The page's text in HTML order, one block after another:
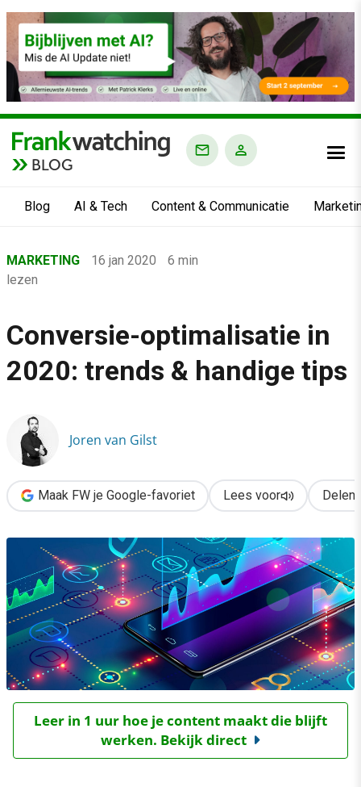
BLOG
Blog AI & Tech Content & Communicatie
›
Marketing
›
MARKETING 16 jan 2020
6 min
lezen
Conversie-optimalisatie in
2020: trends & handige tips
Joren van Gilst
Maak FW je Google-favoriet Lees voor Delen
Leer in 1 uur hoe je content maakt die blijft
werken. Bekijk direct